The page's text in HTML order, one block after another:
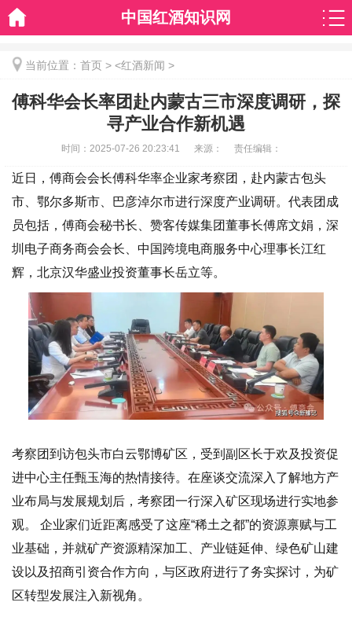
中国红酒知识网
当前位置： 首页 > <红酒新闻 >
傅科华会长率团赴内蒙古三市深度调研，探
寻产业合作新机遇
时间： 2025-07-26 20:23:41 来源： 责任编辑：
近日，傅商会会长傅科华率企业家考察团，赴内蒙古包头
市、鄂尔多斯市、巴彦淖尔市进行深度产业调研。代表团成
员包括，傅商会秘书长、赞客传媒集团董事长傅席文娟，深
圳电子商务商会会长、中国跨境电商服务中心理事长江红
辉，北京汉华盛业投资董事长岳立等。
考察团到访包头市白云鄂博矿区，受到副区长于欢及投资促
进中心主任甄玉海的热情接待。在座谈交流深入了解地方产
业布局与发展规划后，考察团一行深入矿区现场进行实地参
观。 企业家们近距离感受了这座“稀土之都”的资源禀赋与工
业基础，并就矿产资源精深加工、产业链延伸、绿色矿山建
设以及招商引资合作方向，与区政府进行了务实探讨，为矿
区转型发展注入新视角。